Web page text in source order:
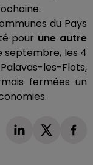
du Pays
pour une autre
septembre, les 4
les-Flots,
fermées un